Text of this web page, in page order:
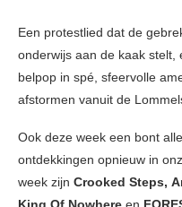
Een protestlied dat de
onderwijs aan de kaak stelt,
belpop in spé, sfeervolle
afstormen vanuit de
Ook deze week een bont
ontdekkingen opnieuw in
week zijn Crooked Steps,